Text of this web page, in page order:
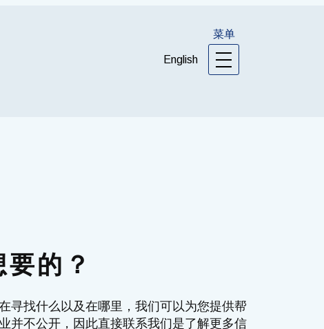
English
菜单
的？
寻找什么以及在哪里，我们可以为您提供帮
并不公开，因此直接联系我们是了解更多信